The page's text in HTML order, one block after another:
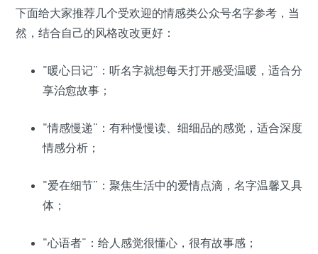
下面给大家推荐几个受欢迎的情感类公众号名字参考，当
然，结合自己的风格改改更好：
"暖心日记”：听名字就想每天打开感受温暖，适合分
享治愈故事；
"情感慢递”：有种慢慢读、细细品的感觉，适合深度
情感分析；
"爱在细节”：聚焦生活中的爱情点滴，名字温馨又具
体；
"心语者”：给人感觉很懂心，很有故事感；